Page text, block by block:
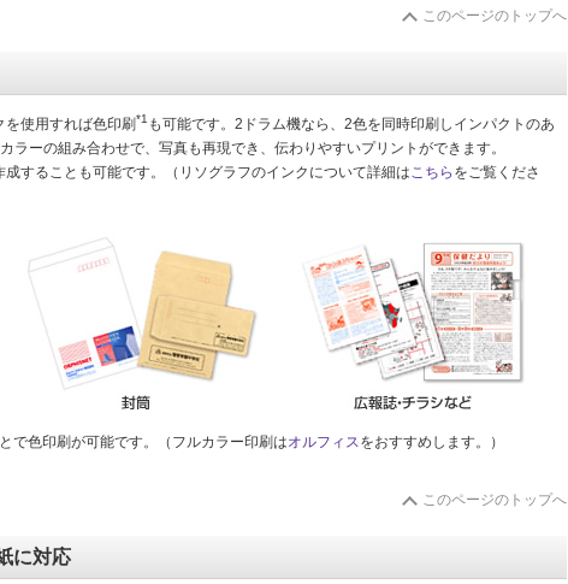
このページのトップへ
使用すれば色印刷*1 も可能です。2ドラム機なら、2色を同時印刷しインパクトのあ
ラーの組み合わせで、写真も再現でき、伝わりやすいプリントができます。
することも可能です。（リソグラフのインクについて詳細はこちら をご覧くださ
で色印刷が可能です。（フルカラー印刷はオルフィスをおすすめします。）
このページのトップへ
に対応